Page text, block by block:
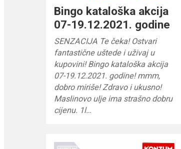
Bingo kataloška akcija
07-19.12.2021. godine
SENZACIJA Te čeka! Ostvari
fantastične uštede i uživaj u
kupovini! Bingo kataloška akcija
07-19.12.2021. godine! mmm,
dobro miriše! Zdravo i ukusno!
Maslinovo ulje ima strašno dobru
cijenu. 1l…